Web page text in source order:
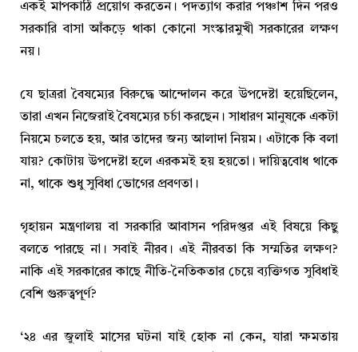
একই মাপকাঠি প্রয়োগ করতেন। পদত্যাগ করার পঞ্চাশ দিন পরও
সরকারি বাসা আঁকড়ে থাকা কোনো সংস্কারমুখী সরকারের লক্ষণ
নয়।
যে ছাত্ররা বৈষম্যের বিরুদ্ধে আন্দোলন করে উপদেষ্টা হয়েছিলেন,
তারা এখন নিজেরাই বৈষম্যের চর্চা করছেন। সাধারণ মানুষকে একটা
নিয়মে চলতে হয়, আর তাদের জন্য আলাদা নিয়ম। এটাকে কি বলা
যায়? কোটায় উপদেষ্টা হলে এরকমই হয় হয়তো। দায়িত্ববোধ থাকে
না, থাকে শুধু সুবিধা ভোগের প্রবণতা।
গৃহায়ন মন্ত্রণালয় বা সরকারি আবাসন পরিদপ্তর এই বিষয়ে কিছু
বলতে পারছে না। সবাই নীরব। এই নীরবতা কি সম্মতির লক্ষণ?
নাকি এই সরকারের কাছে নীতি-নৈতিকতার চেয়ে ব্যক্তিগত সুবিধাই
বেশি গুরুত্বপূর্ণ?
‘২৪ এর জুলাই মাসের ঘটনা যাই হোক না কেন, যারা ক্ষমতায়